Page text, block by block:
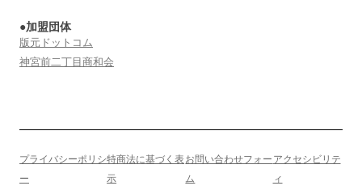
ゲ
ー
ン
●加盟団体
版元ドットコム
神宮前二丁目商和会
プライバシーポリシ
ー
特商法に基づく表
示
お問い合わせフォー
ム
アクセシビリテ
ィ